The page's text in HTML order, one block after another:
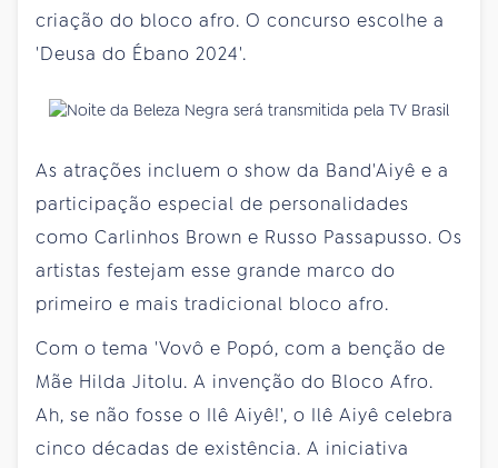
criação do bloco afro. O concurso escolhe a
'Deusa do Ébano 2024'.
As atrações incluem o show da Band'Aiyê e a
participação especial de personalidades
como Carlinhos Brown e Russo Passapusso. Os
artistas festejam esse grande marco do
primeiro e mais tradicional bloco afro.
Com o tema 'Vovô e Popó, com a benção de
Mãe Hilda Jitolu. A invenção do Bloco Afro.
Ah, se não fosse o Ilê Aiyê!', o Ilê Aiyê celebra
cinco décadas de existência. A iniciativa